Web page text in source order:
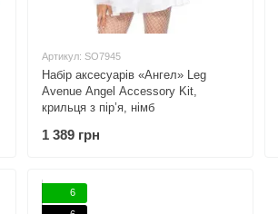
Артикул: SO7945
Набір аксесуарів «Ангел» Leg
Avenue Angel Accessory Kit,
крильця з пір’я, німб
1 389 грн
6